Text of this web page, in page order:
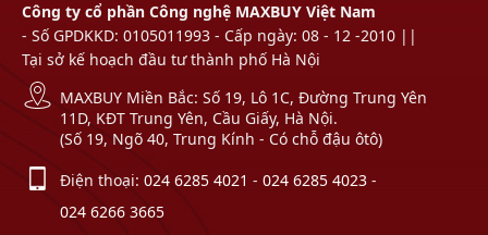
Công ty cổ phần Công nghệ MAXBUY Việt Nam
- Số GPDKKD: 0105011993 - Cấp ngày: 08 - 12 -2010 ||
Tại sở kế hoạch đầu tư thành phố Hà Nội
MAXBUY Miền Bắc: Số 19, Lô 1C, Đường Trung Yên
11D, KĐT Trung Yên, Cầu Giấy, Hà Nội.
(Số 19, Ngõ 40, Trung Kính - Có chỗ đậu ôtô)
Điện thoại: 024 6285 4021 - 024 6285 4023 -
024 6266 3665